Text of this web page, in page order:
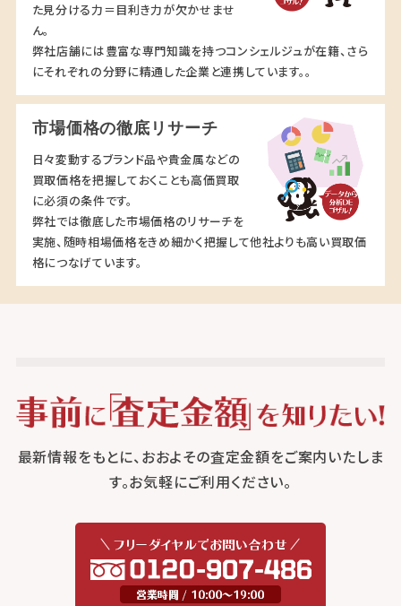
た見分ける力＝目利き力が欠かせませ
ん。
弊社店舗には豊富な専門知識を持つコンシェルジュが在籍、さら
にそれぞれの分野に精通した企業と連携しています。。
市場価格の徹底リサーチ
日々変動するブランド品や貴金属などの
買取価格を把握しておくことも高価買取
に必須の条件です。
弊社では徹底した市場価格のリサーチを
実施、随時相場価格をきめ細かく把握して他社よりも高い買取価
格につなげています。
最新情報をもとに、おおよその査定金額をご案内いたしま
す。お気軽にご利用ください。